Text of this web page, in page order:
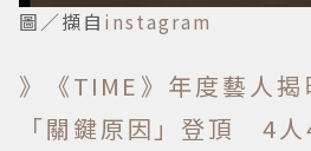
圖／擷自 instagram
》《TIME》年度藝人
「關鍵原因」登頂 4